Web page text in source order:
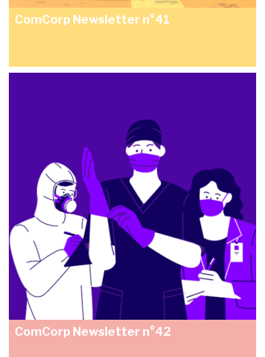
ComCorp Newsletter n°41
ComCorp Newsletter n°42